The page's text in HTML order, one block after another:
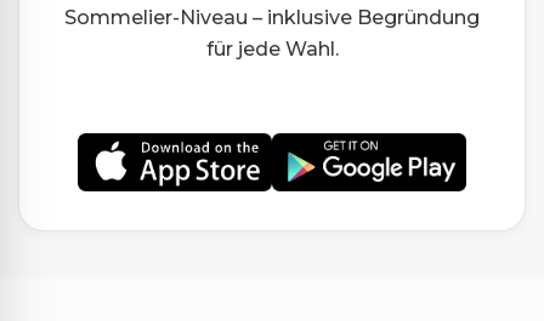
Sommelier-Niveau – inklusive Begründung
für jede Wahl.